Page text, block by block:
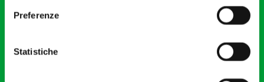
Preferenze
Statistiche
Via S. Giovanni sul Muro, 2
Cod. Fisc. 80078650159